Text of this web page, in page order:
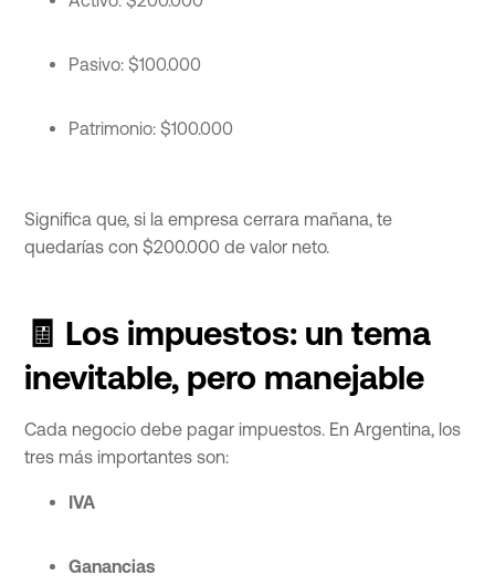
Pasivo: $100.000
Patrimonio: $100.000
Significa que, si la empresa cerrara mañana, te
quedarías con $200.000 de valor neto.
🧾 Los impuestos: un tema
inevitable, pero manejable
Cada negocio debe pagar impuestos. En Argentina, los
tres más importantes son:
IVA
Ganancias